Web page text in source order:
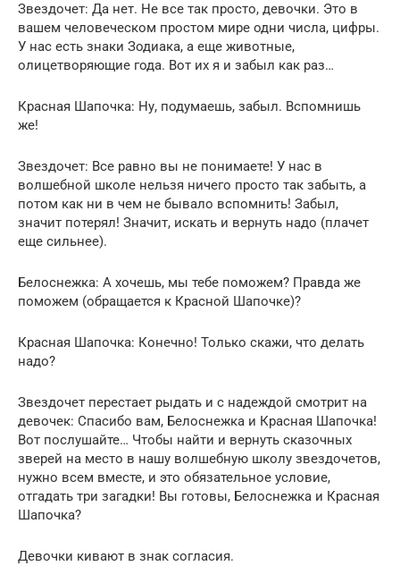
Звездочет: Да нет. Не все так просто, девочки. Это в
вашем человеческом простом мире одни числа, цифры.
У нас есть знаки Зодиака, а еще животные,
олицетворяющие года. Вот их я и забыл как раз…
Красная Шапочка: Ну, подумаешь, забыл. Вспомнишь
же!
Звездочет: Все равно вы не понимаете! У нас в
волшебной школе нельзя ничего просто так забыть, а
потом как ни в чем не бывало вспомнить! Забыл,
значит потерял! Значит, искать и вернуть надо (плачет
еще сильнее).
Белоснежка: А хочешь, мы тебе поможем? Правда же
поможем (обращается к Красной Шапочке)?
Красная Шапочка: Конечно! Только скажи, что делать
надо?
Звездочет перестает рыдать и с надеждой смотрит на
девочек: Спасибо вам, Белоснежка и Красная Шапочка!
Вот послушайте… Чтобы найти и вернуть сказочных
зверей на место в нашу волшебную школу звездочетов,
нужно всем вместе, и это обязательное условие,
отгадать три загадки! Вы готовы, Белоснежка и Красная
Шапочка?
Девочки кивают в знак согласия.